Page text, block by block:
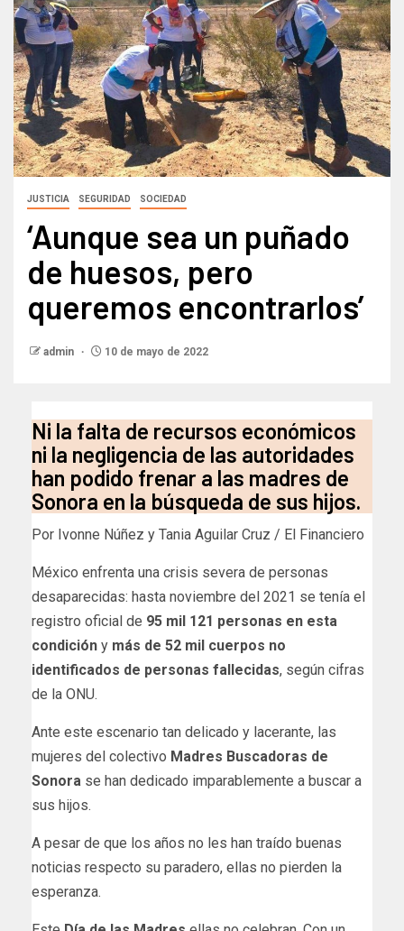
JUSTICIA SEGURIDAD SOCIEDAD
‘Aunque sea un puñado
de huesos, pero
queremos encontrarlos’
admin 10 de mayo de 2022
Ni la falta de recursos económicos
ni la negligencia de las autoridades
han podido frenar a las madres de
Sonora en la búsqueda de sus hijos.
Por Ivonne Núñez y Tania Aguilar Cruz / El Financiero
México enfrenta una crisis severa de personas
desaparecidas: hasta noviembre del 2021 se tenía el
registro oficial de 95 mil 121 personas en esta
condición y más de 52 mil cuerpos no
identificados de personas fallecidas, según cifras
de la ONU.
Ante este escenario tan delicado y lacerante, las
mujeres del colectivo Madres Buscadoras de
Sonora se han dedicado imparablemente a buscar a
sus hijos.
A pesar de que los años no les han traído buenas
noticias respecto su paradero, ellas no pierden la
esperanza.